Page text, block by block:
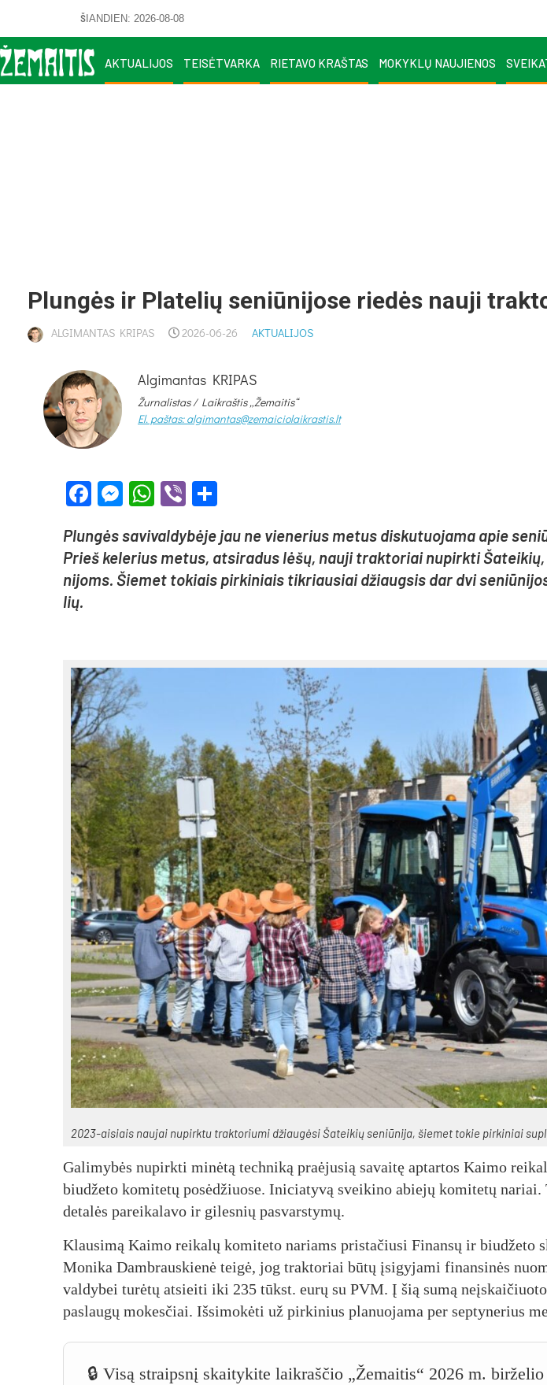
ŠIANDIEN: 2026-08-08
AKTUALIJOS TEISĖTVARKA RIETAVO KRAŠTAS MOKYKLŲ NAUJIENOS
Plun­gės ir Pla­te­lių se­niū­ni­jo­se rie­dės nau­ji
ALGIMANTAS KRIPAS 2026-06-26 AKTUALIJOS
Algimantas KRIPAS
Žurnalistas / Laikraštis „Žemaitis“
El. paštas: algimantas@zemaiciolaikrastis.lt
Facebook
Messenger
WhatsApp
Viber
Plun­gės sa­vi­val­dy­bė­je jau ne vie­ne­rius me­tus dis­ku­tuo­ja­ma apie
Prieš ke­le­rius me­tus, at­si­ra­dus lė­šų, nau­ji trak­to­riai nu­pirk­ti
ni­joms. Šie­met to­kiais pir­ki­niais tik­riau­siai džiaug­sis dar dvi
lių.
2023-ai­siais nau­jai nu­pirk­tu trak­to­riu­mi džiau­gė­si Ša­tei­kių se­niū­ni­ja, šie­met to­kie pir­ki­niai
Ga­li­my­bės nu­pirk­ti mi­nė­tą tech­ni­ką praė­ju­sią sa­vai­tę ap­tar­tos Kai­mo
biu­dže­to ko­mi­te­tų po­sė­džiuo­se. Ini­cia­ty­vą svei­ki­no abie­jų ko­mi­te­tų na­riai.
de­ta­lės pa­rei­ka­la­vo ir gi­les­nių pa­svars­ty­mų.
Klau­si­mą Kai­mo rei­ka­lų ko­mi­te­to na­riams pri­sta­čiu­si Fi­nan­sų ir biu­dže­to
Mo­ni­ka Damb­raus­kie­nė tei­gė, jog trak­to­riai bū­tų įsi­gy­ja­mi fi­nan­si­nės
val­dy­bei tu­rė­tų at­siei­ti iki 235 tūkst. eu­rų su PVM. Į šią su­mą
pa­slau­gų mo­kes­čiai. Iš­si­mo­kė­ti už pir­ki­nius pla­nuo­ja­ma per sep­ty­ne­rius
🔒 Visą straipsnį skaitykite laikraščio „Žemaitis“ 2026 m.